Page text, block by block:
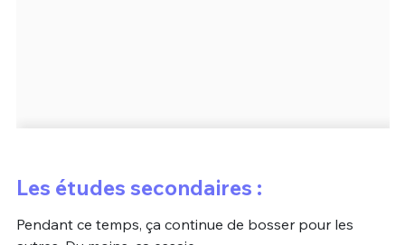
Les études secondaires :
Pendant ce temps, ça continue de bosser pour les